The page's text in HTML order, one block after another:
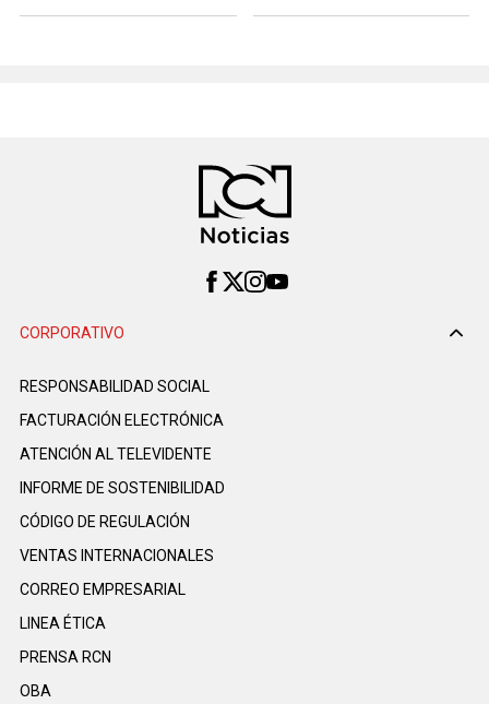
CORPORATIVO
RESPONSABILIDAD SOCIAL
FACTURACIÓN ELECTRÓNICA
ATENCIÓN AL TELEVIDENTE
INFORME DE SOSTENIBILIDAD
CÓDIGO DE REGULACIÓN
VENTAS INTERNACIONALES
CORREO EMPRESARIAL
LINEA ÉTICA
PRENSA RCN
OBA